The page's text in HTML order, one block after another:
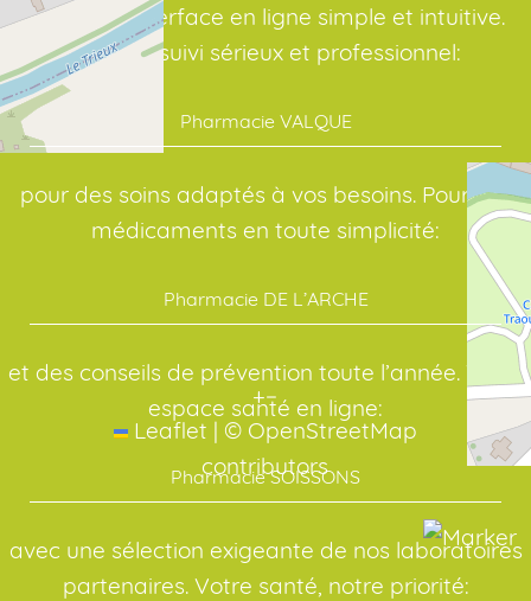
+−
Leaflet | © OpenStreetMap
contributors
avec une interface en ligne simple et intuitive.
Avec un suivi sérieux et professionnel:
Pharmacie VALQUE
pour des soins adaptés à vos besoins. Pour vos
médicaments en toute simplicité:
Pharmacie DE L’ARCHE
et des conseils de prévention toute l’année. Votre
espace santé en ligne:
Pharmacie SOISSONS
avec une sélection exigeante de nos laboratoires
partenaires. Votre santé, notre priorité: